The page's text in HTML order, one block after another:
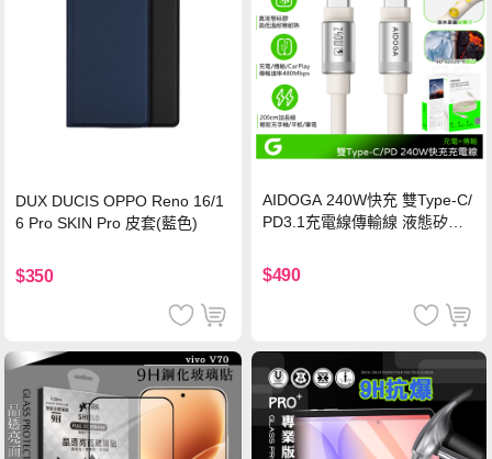
DUX DUCIS OPPO Reno 16/1
6 Pro SKIN Pro 皮套(藍色)
$350
AIDOGA 240W快充 雙Type-C/
PD3.1充電線傳輸線 液態矽膠
機/平板/筆電
$490